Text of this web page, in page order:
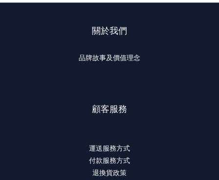
關於我們
品牌故事及價值理念
顧客服務
運送服務方式
付款服務方式
退換貨政策